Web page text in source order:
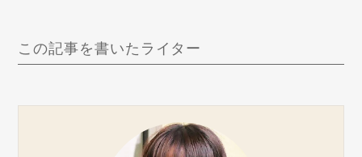
この記事を書いたライター